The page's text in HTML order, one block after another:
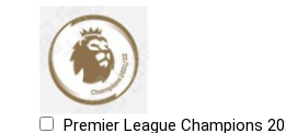
Premier League Champions